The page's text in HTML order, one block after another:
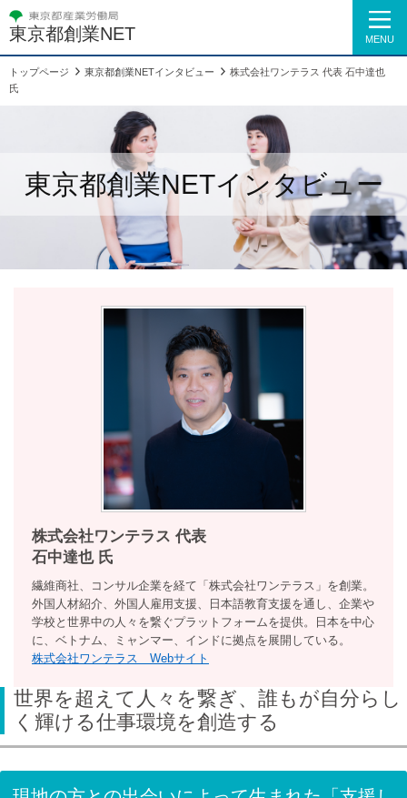
東京都創業NET MENU
トップページ 東京都創業NETインタビュー
株式会社ワンテラス 代表 石中達也
氏
東京都創業NETインタビュー
株式会社ワンテラス 代表
石中達也 氏
繊維商社、コンサル企業を経て「株式会社ワンテラス」を創業。
外国人材紹介、外国人雇用支援、日本語教育支援を通し、企業や
学校と世界中の人々を繋ぐプラットフォームを提供。日本を中心
に、ベトナム、ミャンマー、インドに拠点を展開している。
株式会社ワンテラス Webサイト
世界を超えて人々を繋ぎ、誰もが自分らし
く輝ける仕事環境を創造する